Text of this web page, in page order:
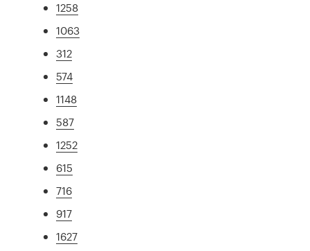
1258
1063
312
574
1148
587
1252
615
716
917
1627